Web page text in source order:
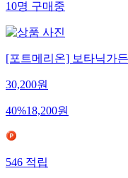
10명 구매중
[포트메리온] 보타닉가
30,200원
40%18,200원
546 적립